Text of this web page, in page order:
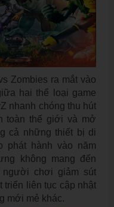
Zombies ra mắt vào
hai thể loại game
nhanh chóng thu hút
toàn thế giới và mở
cả những thiết bị di
phát hành vào năm
không mang đến
chơi giảm sút
triển liên tục cập nhật
mới mẻ khác.